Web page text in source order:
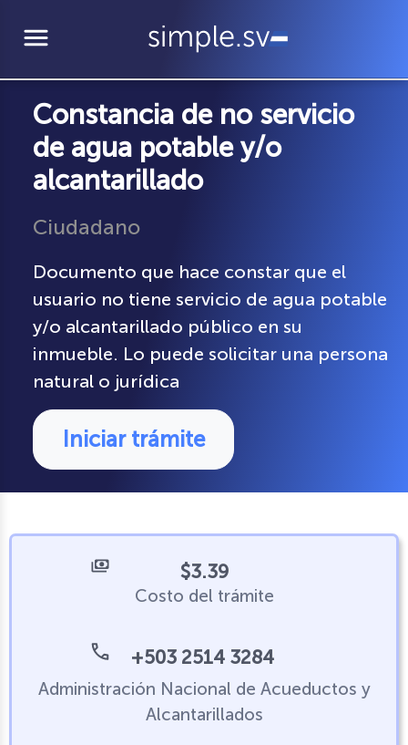
menu
Constancia de no servicio
de agua potable y/o
alcantarillado
Ciudadano
Documento que hace constar que el
usuario no tiene servicio de agua potable
y/o alcantarillado público en su
inmueble. Lo puede solicitar una persona
natural o jurídica
Iniciar trámite
$3.39
Costo del trámite
+503 2514 3284
Administración Nacional de Acueductos y
Alcantarillados